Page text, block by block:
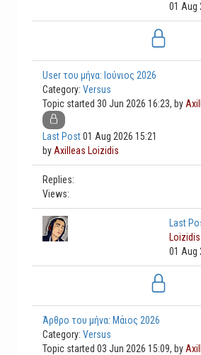
01 Aug
User του μήνα: Ιούνιος 2026
Category: Versus
Topic started 30 Jun 2026 16:23, by
Last Post01 Aug 2026 15:21
by Axilleas Loizidis
Replies:
Views:
Last
Loizidis
01 Aug
Άρθρο του μήνα: Μάιος 2026
Category: Versus
Topic started 03 Jun 2026 15:09, by